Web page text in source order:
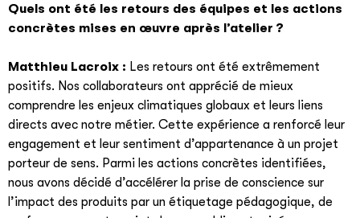
Quels ont été les retours des équipes et les actions
concrètes mises en œuvre après l’atelier ?
Matthieu Lacroix : Les retours ont été extrêmement
positifs. Nos collaborateurs ont apprécié de mieux
comprendre les enjeux climatiques globaux et leurs liens
directs avec notre métier. Cette expérience a renforcé leur
engagement et leur sentiment d’appartenance à un projet
porteur de sens. Parmi les actions concrètes identifiées,
nous avons décidé d’accélérer la prise de conscience sur
l’impact des produits par un étiquetage pédagogique, de